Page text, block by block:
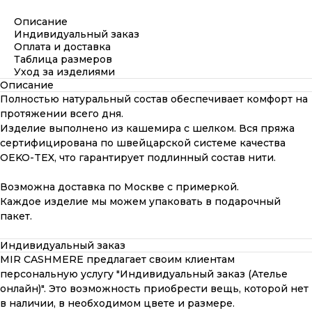
Описание
Индивидуальный заказ
Оплата и доставка
Таблица размеров
Уход за изделиями
Описание
Полностью натуральный состав обеспечивает комфорт на
протяжении всего дня.
Изделие выполнено из кашемира с шелком. Вся пряжа
сертифицирована по швейцарской системе качества
OEKO-TEX, что гарантирует подлинный состав нити.
Возможна доставка по Москве с примеркой.
Каждое изделие мы можем упаковать в подарочный
пакет.
Индивидуальный заказ
MIR CASHMERE предлагает своим клиентам
персональную услугу "Индивидуальный заказ (Ателье
онлайн)". Это возможность приобрести вещь, которой нет
в наличии, в необходимом цвете и размере.